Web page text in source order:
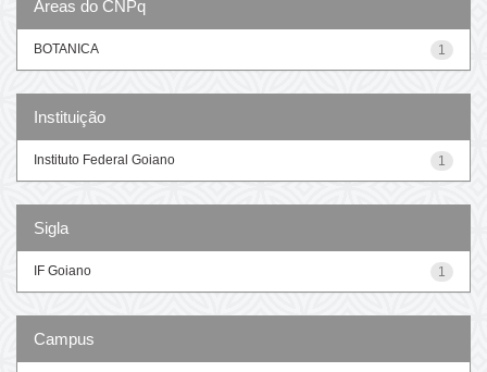
Áreas do CNPq
1
BOTANICA
Instituição
1
Instituto Federal Goiano
Sigla
1
IF Goiano
Campus